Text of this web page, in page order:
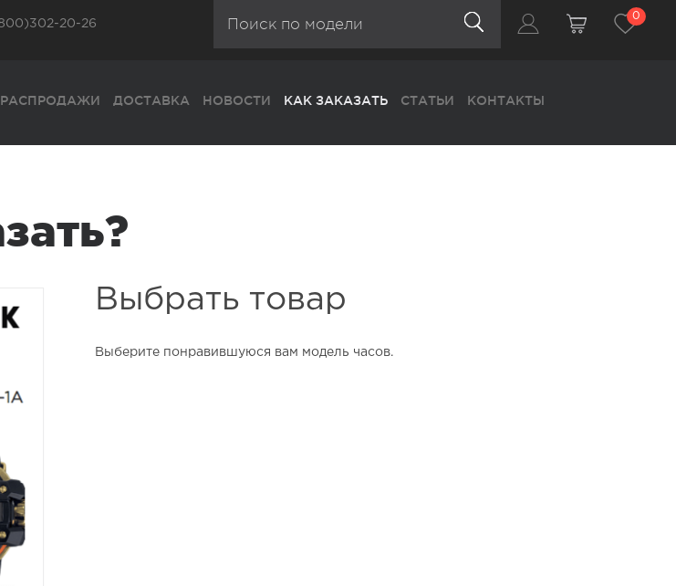
93 О КОМПАНИИ 0
РАСПРОДАЖИ ДОСТАВКА НОВОСТИ КАК ЗАКАЗАТЬ СТАТЬИ КОНТАКТЫ
20-26
0
Выбрать товар
Выберите понравившуюся вам модель часов.